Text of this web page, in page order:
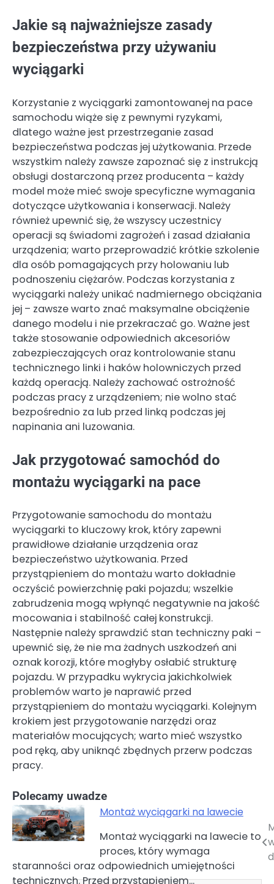
Jakie są najważniejsze zasady
bezpieczeństwa przy używaniu
wyciągarki
Korzystanie z wyciągarki zamontowanej na pace
samochodu wiąże się z pewnymi ryzykami,
dlatego ważne jest przestrzeganie zasad
bezpieczeństwa podczas jej użytkowania. Przede
wszystkim należy zawsze zapoznać się z instrukcją
obsługi dostarczoną przez producenta – każdy
model może mieć swoje specyficzne wymagania
dotyczące użytkowania i konserwacji. Należy
również upewnić się, że wszyscy uczestnicy
operacji są świadomi zagrożeń i zasad działania
urządzenia; warto przeprowadzić krótkie szkolenie
dla osób pomagających przy holowaniu lub
podnoszeniu ciężarów. Podczas korzystania z
wyciągarki należy unikać nadmiernego obciążania
jej – zawsze warto znać maksymalne obciążenie
danego modelu i nie przekraczać go. Ważne jest
także stosowanie odpowiednich akcesoriów
zabezpieczających oraz kontrolowanie stanu
technicznego linki i haków holowniczych przed
każdą operacją. Należy zachować ostrożność
podczas pracy z urządzeniem; nie wolno stać
bezpośrednio za lub przed linką podczas jej
napinania ani luzowania.
Jak przygotować samochód do
montażu wyciągarki na pace
Przygotowanie samochodu do montażu
wyciągarki to kluczowy krok, który zapewni
prawidłowe działanie urządzenia oraz
bezpieczeństwo użytkowania. Przed
przystąpieniem do montażu warto dokładnie
oczyścić powierzchnię paki pojazdu; wszelkie
zabrudzenia mogą wpłynąć negatywnie na jakość
mocowania i stabilność całej konstrukcji.
Następnie należy sprawdzić stan techniczny paki –
upewnić się, że nie ma żadnych uszkodzeń ani
oznak korozji, które mogłyby osłabić strukturę
pojazdu. W przypadku wykrycia jakichkolwiek
problemów warto je naprawić przed
przystąpieniem do montażu wyciągarki. Kolejnym
krokiem jest przygotowanie narzędzi oraz
materiałów mocujących; warto mieć wszystko
pod ręką, aby uniknąć zbędnych przerw podczas
pracy.
Polecamy uwadze
Montaż wyciągarki na lawecie
Montaż wyciągarki na lawecie to
proces, który wymaga
staranności oraz odpowiednich umiejętności
technicznych. Przed przystąpieniem…
Nawigacja